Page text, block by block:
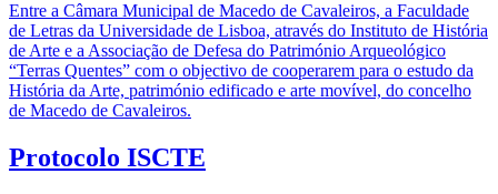
Entre a Câmara Municipal de Macedo de Cavaleiros, a Faculdade
de Letras da Universidade de Lisboa, através do Instituto de História
de Arte e a Associação de Defesa do Património Arqueológico
“Terras Quentes” com o objectivo de cooperarem para o estudo da
História da Arte, património edificado e arte movível, do concelho
de Macedo de Cavaleiros.
Protocolo ISCTE